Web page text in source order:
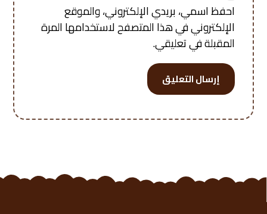
احفظ اسمي، بريدي الإلكتروني، والموقع
الإلكتروني في هذا المتصفح لاستخدامها المرة
المقبلة في تعليقي.
إرسال التعليق